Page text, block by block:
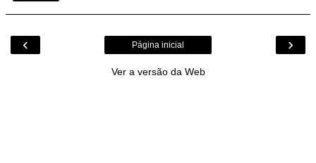
‹ ›
Página inicial
Ver a versão da Web